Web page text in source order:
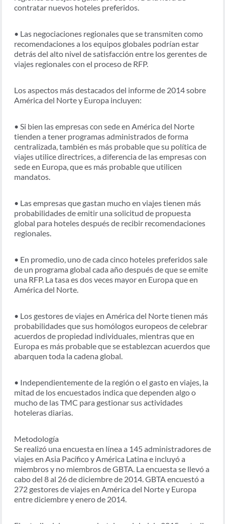
contratar nuevos hoteles preferidos.
• Las negociaciones regionales que se transmiten como
recomendaciones a los equipos globales podrían estar
detrás del alto nivel de satisfacción entre los gerentes de
viajes regionales con el proceso de RFP.
Los aspectos más destacados del informe de 2014 sobre
América del Norte y Europa incluyen:
• Si bien las empresas con sede en América del Norte
tienden a tener programas administrados de forma
centralizada, también es más probable que su política de
viajes utilice directrices, a diferencia de las empresas con
sede en Europa, que es más probable que utilicen
mandatos.
• Las empresas que gastan mucho en viajes tienen más
probabilidades de emitir una solicitud de propuesta
global para hoteles después de recibir recomendaciones
regionales.
• En promedio, uno de cada cinco hoteles preferidos sale
de un programa global cada año después de que se emite
una RFP. La tasa es dos veces mayor en Europa que en
América del Norte.
• Los gestores de viajes en América del Norte tienen más
probabilidades que sus homólogos europeos de celebrar
acuerdos de propiedad individuales, mientras que en
Europa es más probable que se establezcan acuerdos que
abarquen toda la cadena global.
• Independientemente de la región o el gasto en viajes, la
mitad de los encuestados indica que dependen algo o
mucho de las TMC para gestionar sus actividades
hoteleras diarias.
Metodología
Se realizó una encuesta en línea a 145 administradores de
viajes en Asia Pacífico y América Latina e incluyó a
miembros y no miembros de GBTA. La encuesta se llevó a
cabo del 8 al 26 de diciembre de 2014. GBTA encuestó a
272 gestores de viajes en América del Norte y Europa
entre diciembre y enero de 2014.